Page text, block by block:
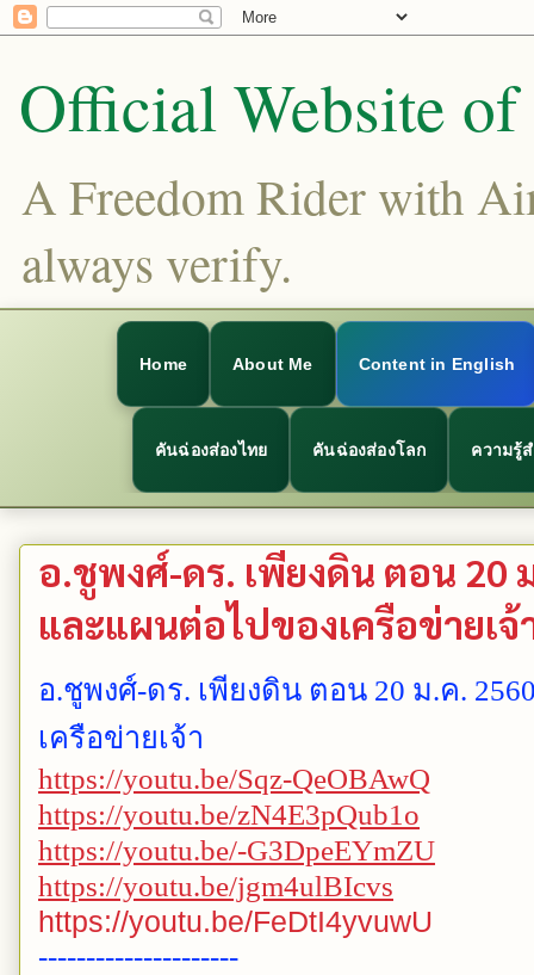
Official Website
A Freedom Rider with
always verify.
Home About Me Content in English
คันฉ่องส่องไทย คันฉ่องส่องโลก ความรู้
อ.ชูพงศ์-ดร. เพียงดิน ตอน 20
และแผนต่อไปของเครือข่ายเจ้
อ.ชูพงศ์-ดร. เพียงดิน ตอน 20 ม.ค.
เครือข่ายเจ้า
https://youtu.be/Sqz-QeOBAwQ
https://youtu.be/zN4E3pQub1o
https://youtu.be/-G3DpeEYmZU
https://youtu.be/jgm4ulBIcvs
https://youtu.be/FeDtI4yvuwU
---------------------